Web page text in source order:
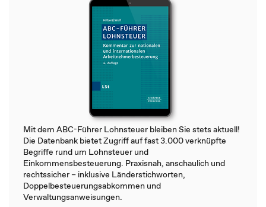
Mit dem ABC-Führer Lohnsteuer bleiben Sie stets aktuell!
Die Datenbank bietet Zugriff auf fast 3.000 verknüpfte
Begriffe rund um Lohnsteuer und
Einkommensbesteuerung. Praxisnah, anschaulich und
rechtssicher – inklusive Länderstichworten,
Doppelbesteuerungsabkommen und
Verwaltungsanweisungen.